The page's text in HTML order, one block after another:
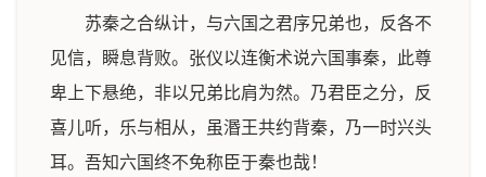
苏秦之合纵计，与六国之君序兄弟也，反各不
见信，瞬息背败。张仪以连衡术说六国事秦，此尊
卑上下悬绝，非以兄弟比肩为然。乃君臣之分，反
喜儿听，乐与相从，虽湣王共约背秦，乃一时兴头
耳。吾知六国终不免称臣于秦也哉！